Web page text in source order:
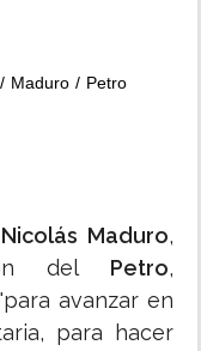
Maduro Petro
Nicolás Maduro,
del Petro,
avanzar en
para hacer